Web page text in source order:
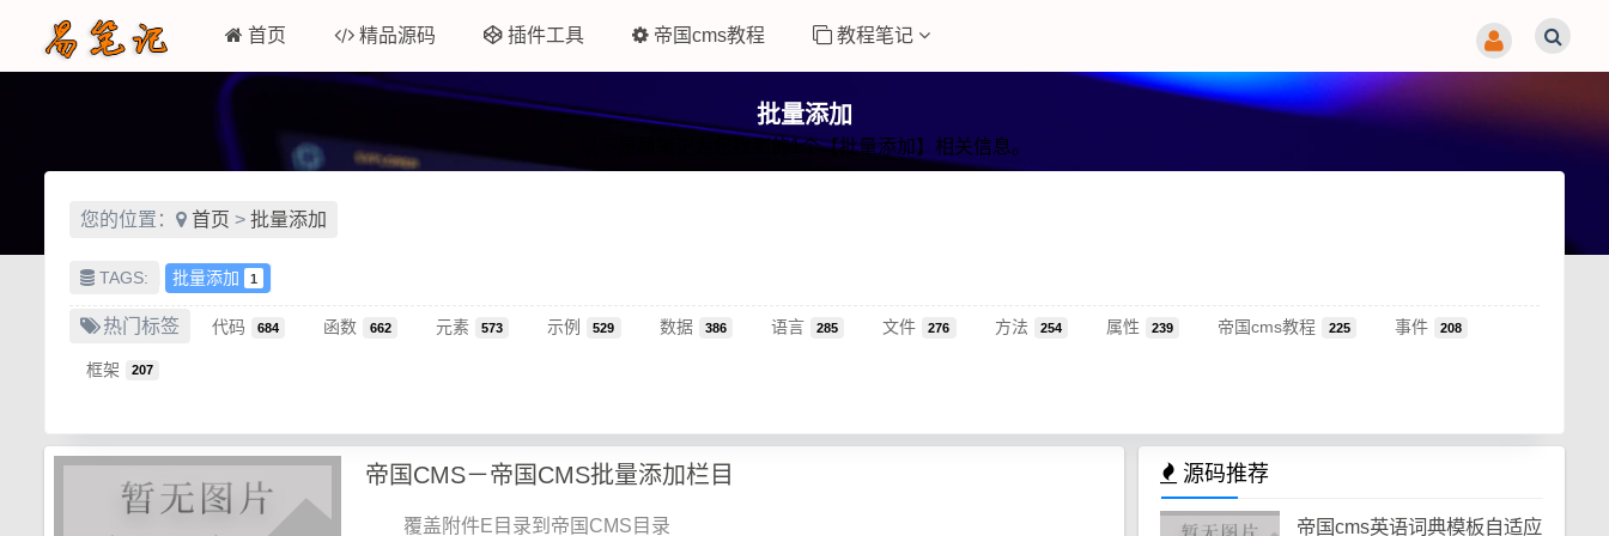
首页 精品源码 插件工具 帝国cms教程 教程笔记
批量添加
以下是易笔记为您找到的1个【批量添加】相关信息。
您的位置： 首页 > 批量添加
TAGS: 批量添加 1
热门标签 代码 684 函数 662 元素 573 示例 529 数据 386 语言 285 文件 276 方法 254 属性 239 帝国cms教程 225 事件 208
框架 207
帝国CMS－帝国CMS批量添加栏目
覆盖附件E目录到帝国CMS目录
源码推荐
帝国cms英语词典模板自适应